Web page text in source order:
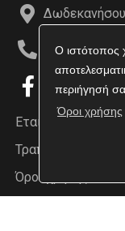
Ο ιστότοπος
περιήγησή
Όροι χρήσης
2310547496
Εταιρεία
Τραπεζικοί
Όροι χρήσης